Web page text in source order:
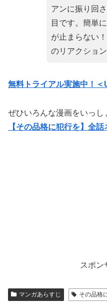
アンに振り回
目です。簡単
が止まらない
のリアクション
無料トライアル実施中！＜
ぜひいろんな漫画をいっし
【その品格に犯行を】全
スポン
マンガあらすじ その品格